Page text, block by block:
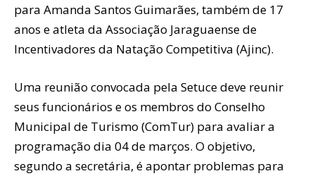
para Amanda Santos Guimarães, também de 17
anos e atleta da Associação Jaraguaense de
Incentivadores da Natação Competitiva (Ajinc).
Uma reunião convocada pela Setuce deve reunir
seus funcionários e os membros do Conselho
Municipal de Turismo (ComTur) para avaliar a
programação dia 04 de marços. O objetivo,
segundo a secretária, é apontar problemas para